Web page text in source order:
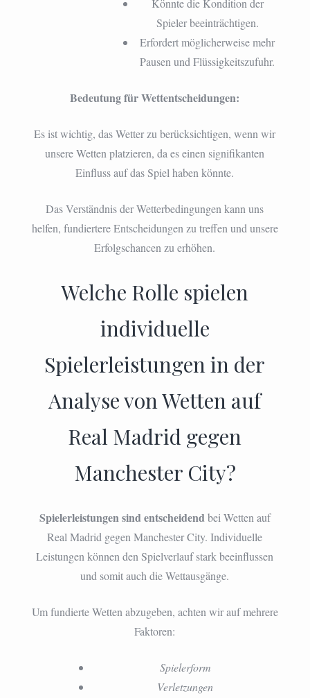
Könnte die Kondition der
Spieler beeinträchtigen.
Erfordert möglicherweise mehr
Pausen und Flüssigkeitszufuhr.
Bedeutung für Wettentscheidungen:
Es ist wichtig, das Wetter zu berücksichtigen, wenn wir
unsere Wetten platzieren, da es einen signifikanten
Einfluss auf das Spiel haben könnte.
Das Verständnis der Wetterbedingungen kann uns
helfen, fundiertere Entscheidungen zu treffen und unsere
Erfolgschancen zu erhöhen.
Welche Rolle spielen
individuelle
Spielerleistungen in der
Analyse von Wetten auf
Real Madrid gegen
Manchester City?
Spielerleistungen sind entscheidendbei Wetten auf
Real Madrid gegen Manchester City. Individuelle
Leistungen können den Spielverlauf stark beeinflussen
und somit auch die Wettausgänge.
Um fundierte Wetten abzugeben, achten wir auf mehrere
Faktoren:
Spielerform
Verletzungen